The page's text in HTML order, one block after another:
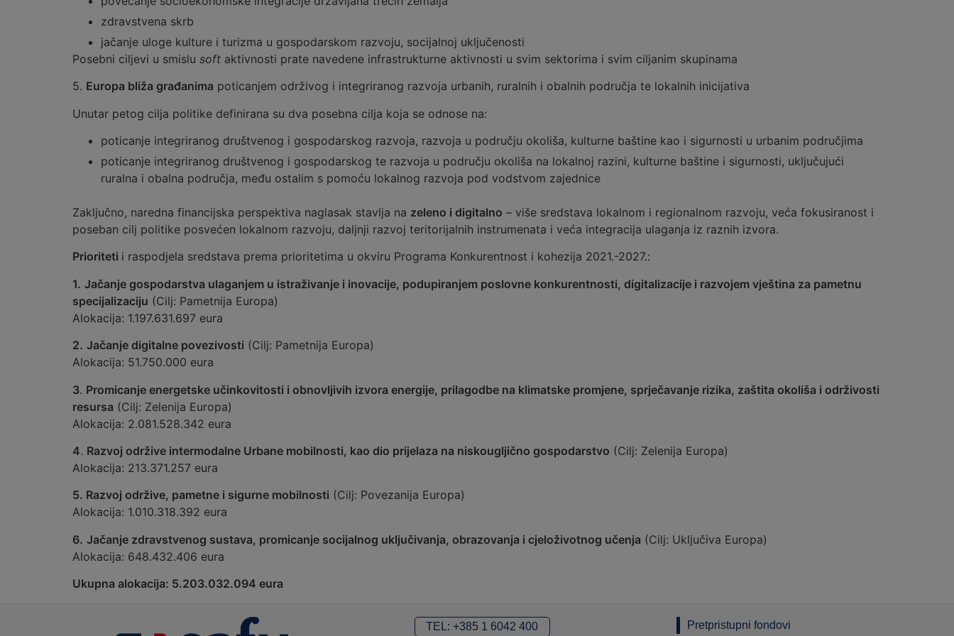
zdravstvena skrb
jačanje uloge kulture i turizma u gospodarskom razvoju, socijalnoj uključenosti
Posebni ciljevi u smislu soft aktivnosti prate navedene infrastrukturne aktivnosti u svim sektorima i svim ciljanim skupinama
5. Europa bliža građanima poticanjem održivog i integriranog razvoja urbanih, ruralnih i obalnih područja te lokalnih inicijativa
Unutar petog cilja politike definirana su dva posebna cilja koja se odnose na:
poticanje integriranog društvenog i gospodarskog razvoja, razvoja u području okoliša, kulturne baštine kao i sigurnosti u urbanim područjima
poticanje integriranog društvenog i gospodarskog te razvoja u području okoliša na lokalnoj razini, kulturne baštine i sigurnosti, uključujući
ruralna i obalna područja, među ostalim s pomoću lokalnog razvoja pod vodstvom zajednice
Zaključno, naredna financijska perspektiva naglasak stavlja na zeleno i digitalno – više sredstava lokalnom i regionalnom razvoju, veća fokusiranost i
poseban cilj politike posvećen lokalnom razvoju, daljnji razvoj teritorijalnih instrumenata i veća integracija ulaganja iz raznih izvora.
Prioriteti i raspodjela sredstava prema prioritetima u okviru Programa Konkurentnost i kohezija 2021.-2027.:
1. Jačanje gospodarstva ulaganjem u istraživanje i inovacije, podupiranjem poslovne konkurentnosti, digitalizacije i razvojem vještina za pametnu
specijalizaciju (Cilj: Pametnija Europa)
Alokacija: 1.197.631.697 eura
2. Jačanje digitalne povezivosti (Cilj: Pametnija Europa)
Alokacija: 51.750.000 eura
3. Promicanje energetske učinkovitosti i obnovljivih izvora energije, prilagodbe na klimatske promjene, sprječavanje rizika, zaštita okoliša i održivosti
resursa (Cilj: Zelenija Europa)
Alokacija: 2.081.528.342 eura
4. Razvoj održive intermodalne Urbane mobilnosti, kao dio prijelaza na niskougljično gospodarstvo (Cilj: Zelenija Europa)
Alokacija: 213.371.257 eura
5. Razvoj održive, pametne i sigurne mobilnosti (Cilj: Povezanija Europa)
Alokacija: 1.010.318.392 eura
6. Jačanje zdravstvenog sustava, promicanje socijalnog uključivanja, obrazovanja i cjeloživotnog učenja (Cilj: Uključiva Europa)
Alokacija: 648.432.406 eura
Ukupna alokacija: 5.203.032.094 eura
TEL: +385 1 6042 400 Pretpristupni fondovi